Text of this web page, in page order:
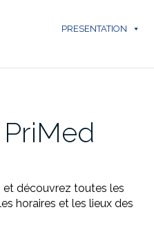
PRESENTATION
et découvrez toutes les
horaires et les lieux des